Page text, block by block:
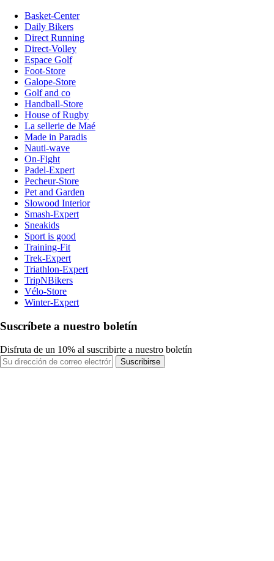
Basket-Center
Daily Bikers
Direct Running
Direct-Volley
Espace Golf
Foot-Store
Galope-Store
Golf and co
Handball-Store
House of Rugby
La sellerie de Maé
Made in Paradis
Nauti-wave
On-Fight
Padel-Expert
Pecheur-Store
Pet and Garden
Slowood Interior
Smash-Expert
Sneakids
Sport is good
Training-Fit
Trek-Expert
Triathlon-Expert
TripNBikers
Vélo-Store
Winter-Expert
Suscríbete a nuestro boletín
Disfruta de un 10% al suscribirte a nuestro boletín
Suscribirse